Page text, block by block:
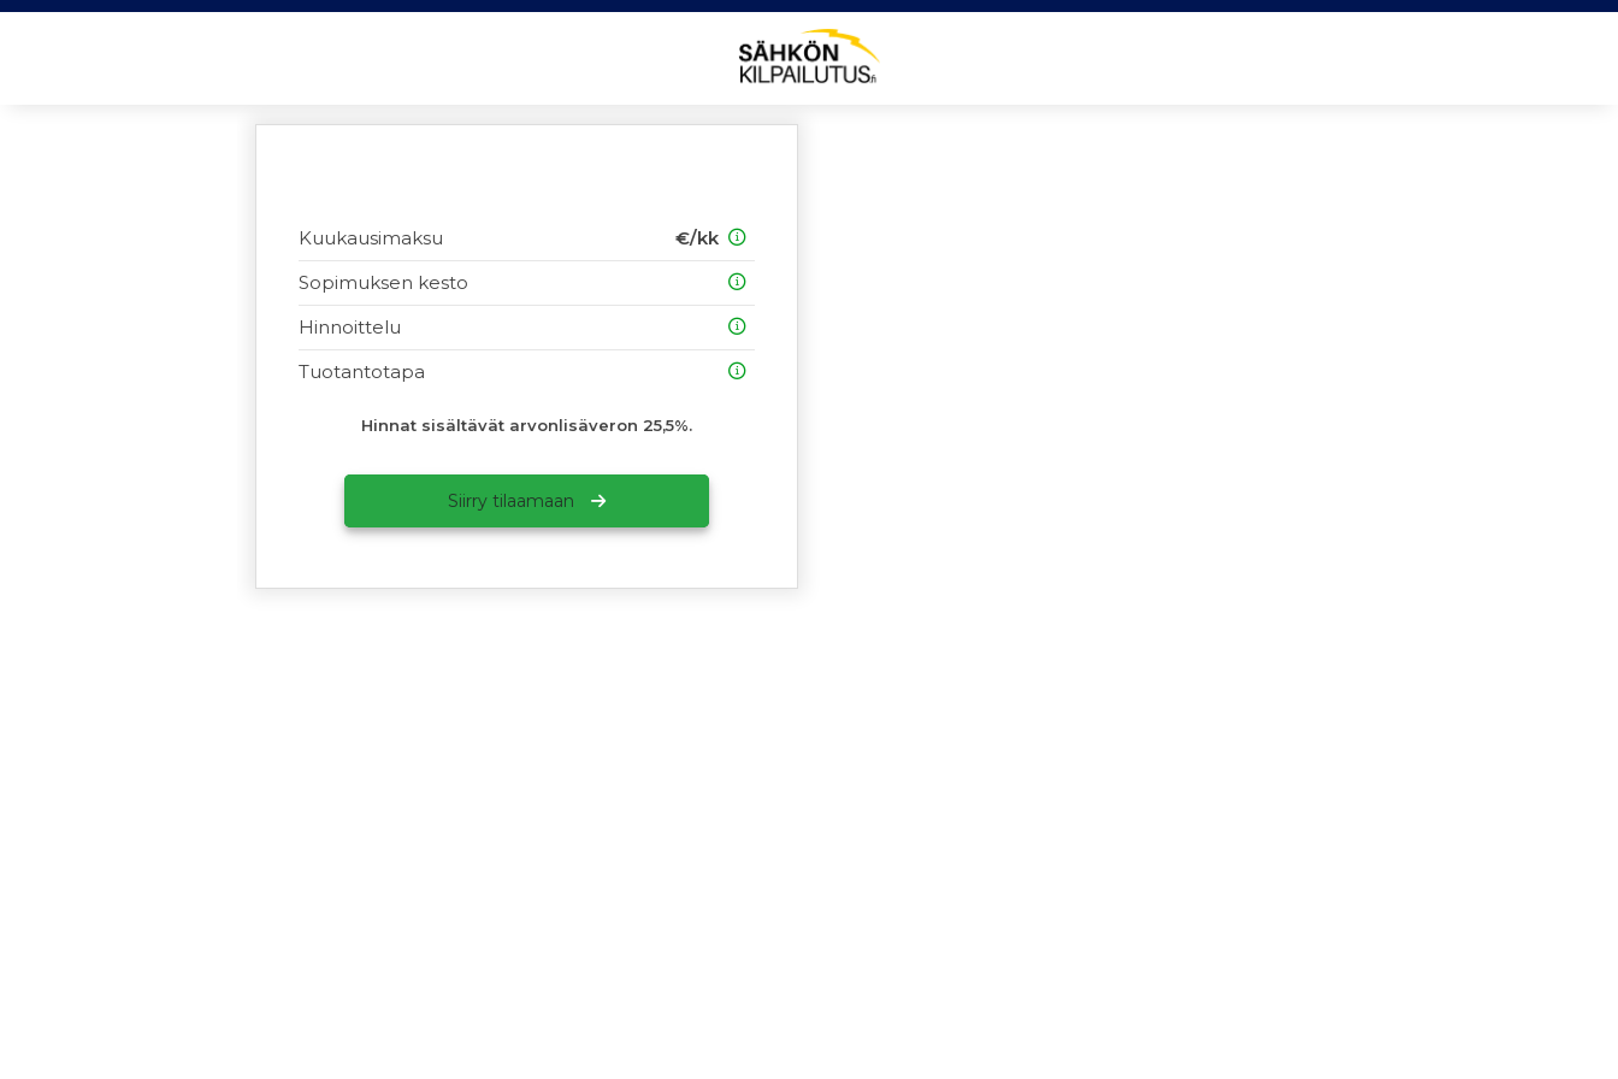
Kuukausimaksu
€/kk
Sopimuksen kesto
Hinnoittelu
Tuotantotapa
Hinnat sisältävät arvonlisäveron 25,5%.
Siirry tilaamaan